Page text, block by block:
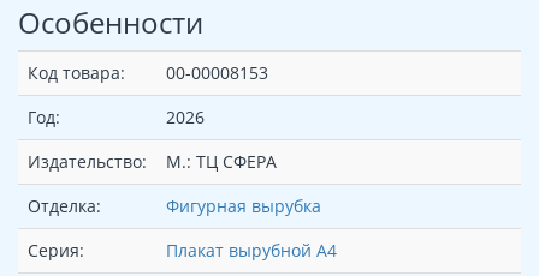
Особенности
Код товара:
00-00008153
Год:
2026
Издательство:
М.: ТЦ СФЕРА
Отделка:
Фигурная вырубка
Серия:
Плакат вырубной А4